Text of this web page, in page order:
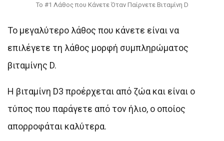
Το #1 Λάθος που Κάνετε Όταν Παίρνετε Βιταμίνη D
Το μεγαλύτερο λάθος που κάνετε είναι να
επιλέγετε τη λάθος μορφή συμπληρώματος
βιταμίνης D.
Η βιταμίνη D3 προέρχεται από ζώα και είναι ο
τύπος που παράγετε από τον ήλιο, ο οποίος
απορροφάται καλύτερα.